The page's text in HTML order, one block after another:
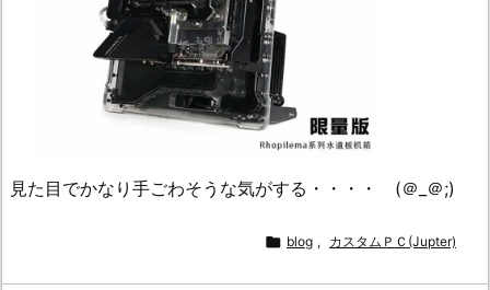
見た目でかなり手ごわそうな気がする・・・・ (＠_＠;)
 blog , カスタムＰＣ(Jupter)